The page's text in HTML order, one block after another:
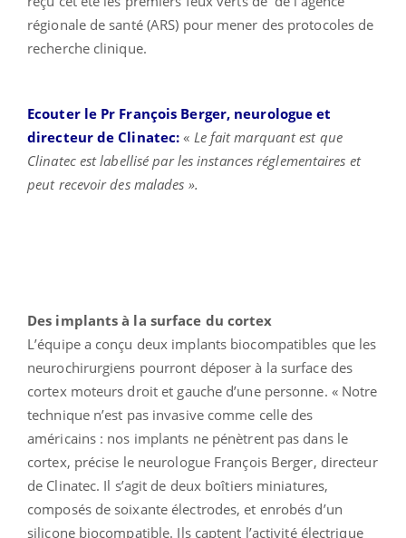
régionale de santé (ARS) pour mener des protocoles de
recherche clinique.
Ecouter le Pr François Berger, neurologue et
directeur de Clinatec: « Le fait marquant est que
Clinatec est labellisé par les instances réglementaires et
peut recevoir des malades ».
Des implants à la surface du cortex
L’équipe a conçu deux implants biocompatibles que les
neurochirurgiens pourront déposer à la surface des
cortex moteurs droit et gauche d’une personne. « Notre
technique n’est pas invasive comme celle des
américains : nos implants ne pénètrent pas dans le
cortex, précise le neurologue François Berger, directeur
de Clinatec. Il s’agit de deux boîtiers miniatures,
composés de soixante électrodes, et enrobés d’un
silicone biocompatible. Ils captent l’activité électrique